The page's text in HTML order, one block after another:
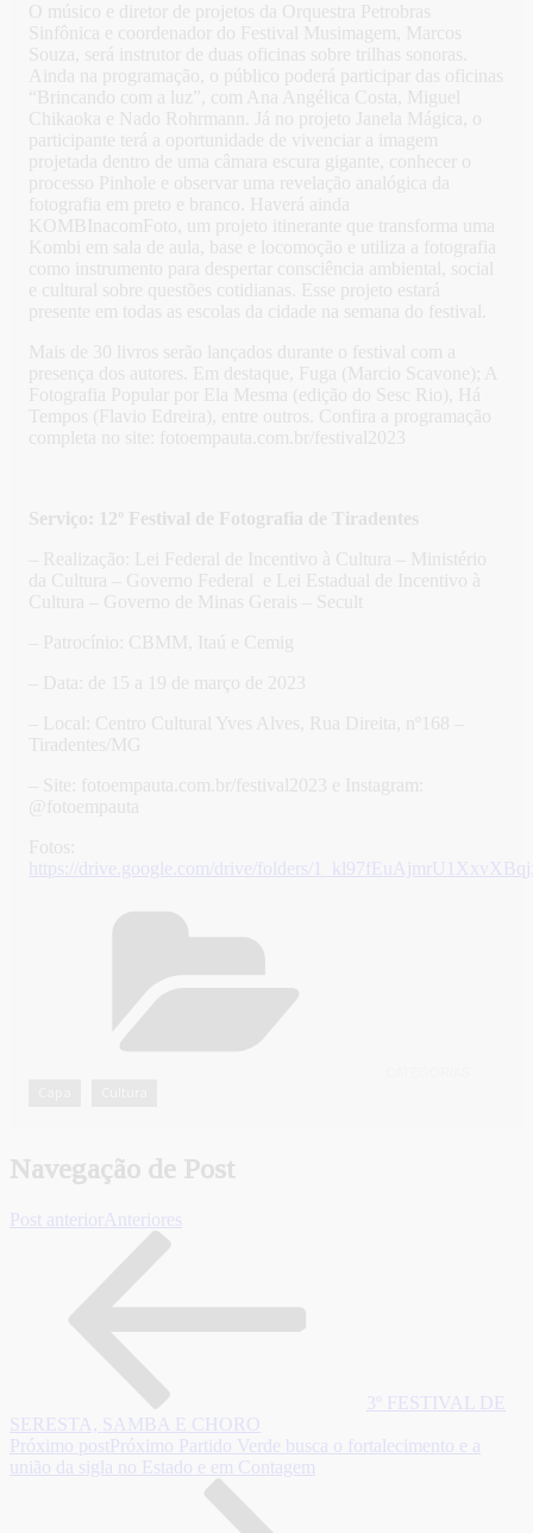
O músico e diretor de projetos da Orquestra Petrobras
Sinfônica e coordenador do Festival Musimagem, Marcos
Souza, será instrutor de duas oficinas sobre trilhas sonoras.
Ainda na programação, o público poderá participar das oficinas
“Brincando com a luz”, com Ana Angélica Costa, Miguel
Chikaoka e Nado Rohrmann. Já no projeto Janela Mágica, o
participante terá a oportunidade de vivenciar a imagem
projetada dentro de uma câmara escura gigante, conhecer o
processo Pinhole e observar uma revelação analógica da
fotografia em preto e branco. Haverá ainda
KOMBInacomFoto, um projeto itinerante que transforma uma
Kombi em sala de aula, base e locomoção e utiliza a fotografia
como instrumento para despertar consciência ambiental, social
e cultural sobre questões cotidianas. Esse projeto estará
presente em todas as escolas da cidade na semana do festival.
Mais de 30 livros serão lançados durante o festival com a
presença dos autores. Em destaque, Fuga (Marcio Scavone); A
Fotografia Popular por Ela Mesma (edição do Sesc Rio), Há
Tempos (Flavio Edreira), entre outros. Confira a programação
completa no site: fotoempauta.com.br/festival2023
Serviço: 12º Festival de Fotografia de Tiradentes
– Realização: Lei Federal de Incentivo à Cultura – Ministério
da Cultura – Governo Federal e Lei Estadual de Incentivo à
Cultura – Governo de Minas Gerais – Secult
– Patrocínio: CBMM, Itaú e Cemig
– Data: de 15 a 19 de março de 2023
– Local: Centro Cultural Yves Alves, Rua Direita, nº168 –
Tiradentes/MG
– Site: fotoempauta.com.br/festival2023 e Instagram:
@fotoempauta
Fotos:
https://drive.google.com/drive/folders/
Navegação de Post
Post anterior Anteriores
3º FESTIVAL DE
SERESTA, SAMBA E CHORO
Próximo post Próximo Partido Verde busca o fortalecimento e a
união da sigla no Estado e em Contagem